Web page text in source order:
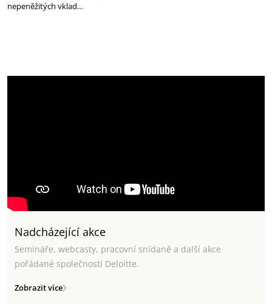
nepeněžitých vklad…
Nadcházející akce
Semináře, webcasty, pracovní snídaně a další akce
pořádané společností Deloitte.
Zobrazit více